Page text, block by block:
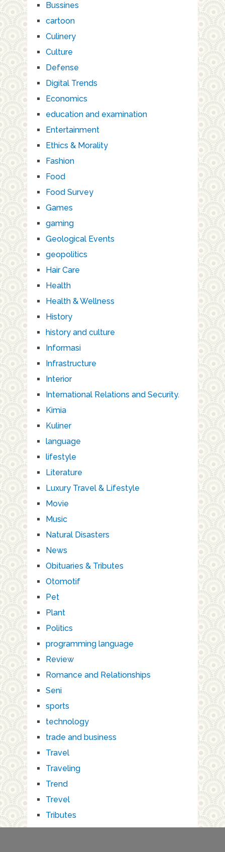
Bussines
cartoon
Culinery
Culture
Defense
Digital Trends
Economics
education and examination
Entertainment
Ethics & Morality
Fashion
Food
Food Survey
Games
gaming
Geological Events
geopolitics
Hair Care
Health
Health & Wellness
History
history and culture
Informasi
Infrastructure
Interior
International Relations and Security.
Kimia
Kuliner
language
lifestyle
Literature
Luxury Travel & Lifestyle
Movie
Music
Natural Disasters
News
Obituaries & Tributes
Otomotif
Pet
Plant
Politics
programming language
Review
Romance and Relationships
Seni
sports
technology
trade and business
Travel
Traveling
Trend
Trevel
Tributes
Wisata